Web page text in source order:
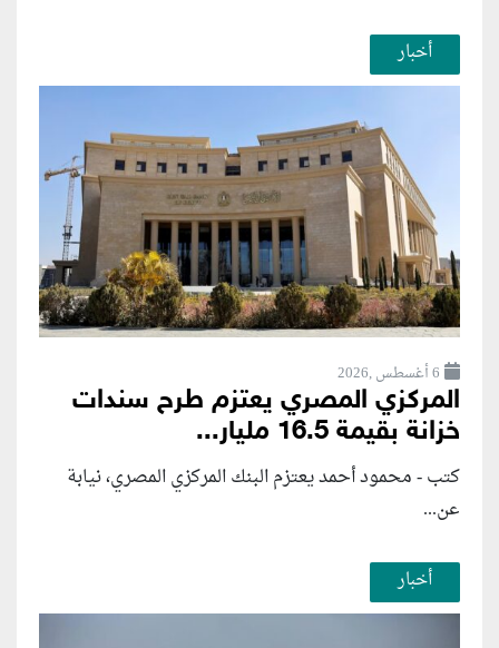
أخبار
6 أغسطس ,2026
المركزي المصري يعتزم طرح سندات
خزانة بقيمة 16.5 مليار...
كتب - محمود أحمد يعتزم البنك المركزي المصري، نيابة
عن...
أخبار